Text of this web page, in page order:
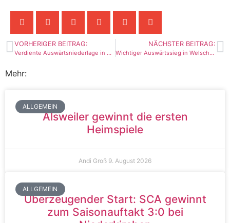
VORHERIGER BEITRAG:
Verdiente Auswärtsniederlage in Humes
NÄCHSTER BEITRAG:
Wichtiger Auswärtssieg in Welschbach
Mehr:
ALLGEMEIN
Alsweiler gewinnt die ersten
Heimspiele
Andi Groß 9. August 2026
ALLGEMEIN
Überzeugender Start: SCA gewinnt
zum Saisonauftakt 3:0 bei